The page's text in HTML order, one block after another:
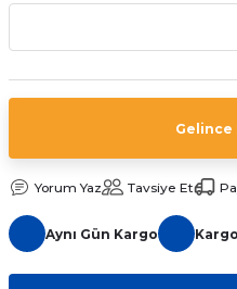
Gelince
Yorum Yaz Tavsiye Et
Aynı Gün Kargo